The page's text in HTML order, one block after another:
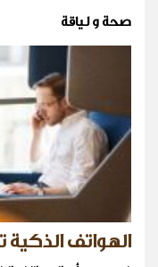
صحة و لياقة
الهواتف الذكية